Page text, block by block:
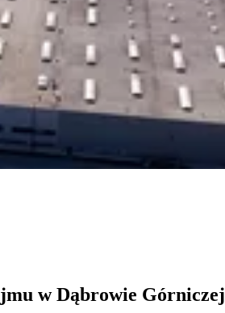
w Dąbrowie Górniczej